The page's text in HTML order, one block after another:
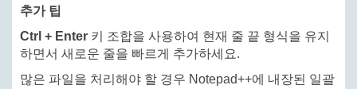
추가 팁
Ctrl + Enter 키 조합을 사용하여 현재 줄 끝 형식을 유지
하면서 새로운 줄을 빠르게 추가하세요.
많은 파일을 처리해야 할 경우 Notepad++에 내장된 일괄